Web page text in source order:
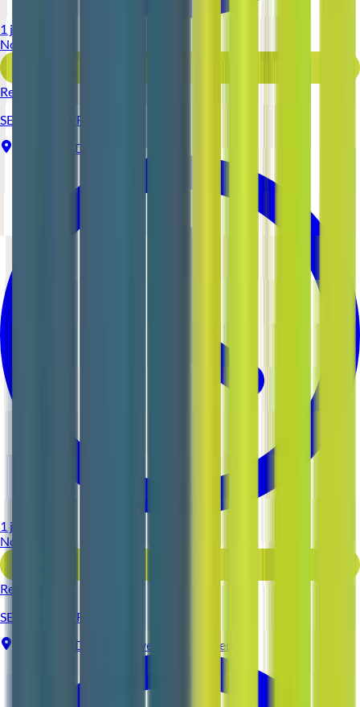
1 jour
Nouveau
Reso 44
SERVEUR (H/F)
CDI
1 jour
Nouveau
Reso 44
SERVEUR (H/F)
CDI Tous niveaux d'expérience